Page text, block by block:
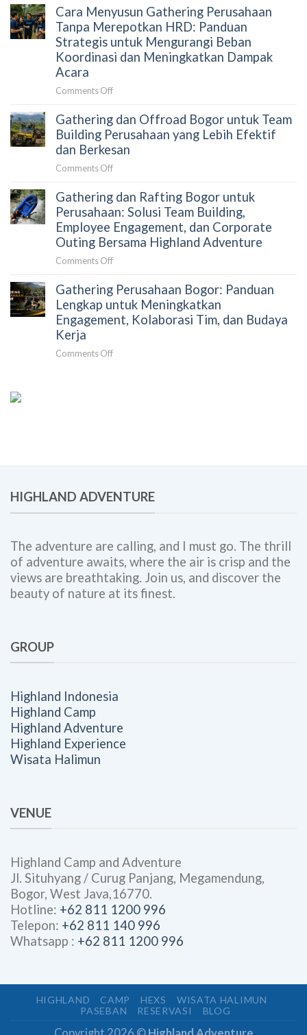
Kolaborasi
Tim
Secara
Alami
Kantor:
Panduan
HRD
Memilih
Banyak
Gathering
Perusahaan
Gagal
Menjaga
Peserta?
Cara Menyusun Gathering Perusahaan
Tanpa Merepotkan HRD: Panduan
Strategis untuk Mengurangi Beban
Koordinasi dan Meningkatkan Dampak
Acara
Comments Offon
Menyusun
Gathering
Panduan
Strategis
untuk
Mengurangi
Meningkatkan
Dampak
Acara
Gathering dan Offroad Bogor untuk Team
Building Perusahaan yang Lebih Efektif
dan Berkesan
Comments Offon
dan
Offroad
Bogor
untuk
Team
Building
yang
Lebih
Efektif
Gathering dan Rafting Bogor untuk
Perusahaan: Solusi Team Building,
Employee Engagement, dan Corporate
Outing Bersama Highland Adventure
Comments Offon
dan
Rafting
Bogor
untuk
Solusi
Bersama
Adventure
Gathering Perusahaan Bogor: Panduan
Lengkap untuk Meningkatkan
Engagement, Kolaborasi Tim, dan Budaya
Kerja
Comments Offon
Tim,
dan
Budaya
HIGHLAND ADVENTURE
The adventure are calling, and I must go. The thrill
of adventure awaits, where the air is crisp and the
views are breathtaking. Join us, and discover the
beauty of nature at its finest.
GROUP
Highland Indonesia
Highland Camp
Highland Adventure
Highland Experience
Wisata Halimun
VENUE
Highland Camp and Adventure
Jl. Situhyang / Curug Panjang, Megamendung,
Bogor, West Java,16770.
Hotline: +62 811 1200 996
Telepon: +62 811 140 996
Whatsapp : +62 811 1200 996
HIGHLAND CAMP HEXS
WISATA HALIMUN
PASEBAN
RESERVASI BLOG